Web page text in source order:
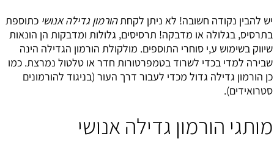
יש להבין נקודה חשובה! לא ניתן לקחתהורמון גדילה אנושי כתוספת
בתרסיס, בגלולה או מדבקה! תרסיסים, גלולות ומדבקות הן הונאות
שיווק בשימוש ע,י סוחרי התוספים. מולקולת הורמון הגדילה הינה
שבירה למדי בכדי לשרוד בטמפרטורות חדר או טלטול נמרצת. כמו
כן הורמון גדילה גדול מכדי לעבור דרך העור (בניגוד להורמונים
סטרואידים).
מותגי הורמון גדילה אנושי